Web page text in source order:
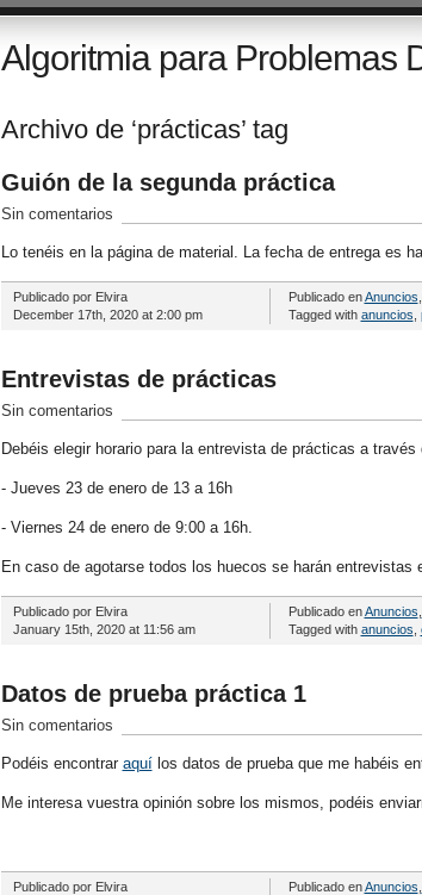
Algoritmia para Problemas
Archivo de ‘prácticas’ tag
Guión de la segunda práctica
Sin comentarios
Lo tenéis en la página de material. La fecha de entrega es
Publicado por Elvira
December 17th, 2020 at 2:00 pm
Publicado enAnuncios
Tagged with anuncios
Entrevistas de prácticas
Sin comentarios
Debéis elegir horario para la entrevista de prácticas a
- Jueves 23 de enero de 13 a 16h
- Viernes 24 de enero de 9:00 a 16h.
En caso de agotarse todos los huecos se harán entrevistas
Publicado por Elvira
January 15th, 2020 at 11:56 am
Publicado enAnuncios
Tagged with anuncios
Datos de prueba práctica 1
Sin comentarios
Podéis encontrar aquílos datos de prueba que me habéis
Me interesa vuestra opinión sobre los mismos, podéis
Publicado por Elvira
Publicado enAnuncios